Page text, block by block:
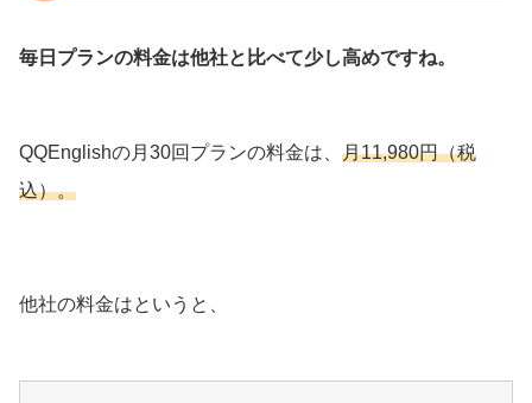
毎日プランの料金は他社と比べて少し高めですね。
QQEnglishの月30回プランの料金は、 月11,980円（税
込）。
他社の料金はというと、